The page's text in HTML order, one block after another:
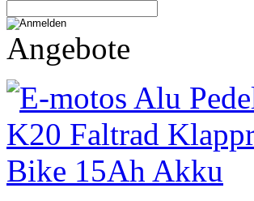
Angebote